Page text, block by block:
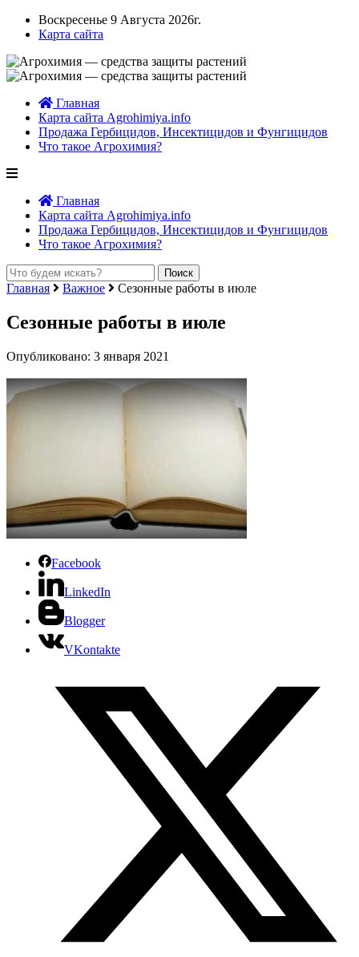
Воскресенье 9 Августа 2026г.
Карта сайта
Главная
Карта сайта Agrohimiya.info
Продажа Гербицидов, Инсектицидов и Фунгицидов
Что такое Агрохимия?
Главная
Карта сайта Agrohimiya.info
Продажа Гербицидов, Инсектицидов и Фунгицидов
Что такое Агрохимия?
Главная Важное Сезонные работы в июле
Сезонные работы в июле
Опубликовано: 3 января 2021
Facebook
LinkedIn
Blogger
VKontakte